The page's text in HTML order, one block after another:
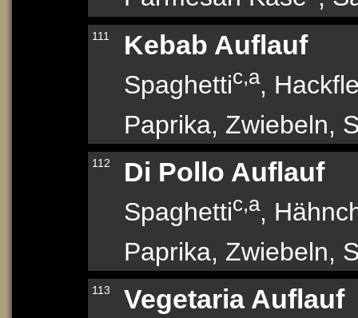
111 Kebab Auflauf
Spaghettic,a,
Paprika, Zwiebeln,
112 Di Pollo Auflauf
Spaghettic,a,
Paprika, Zwiebeln,
113 Vegetaria Auflauf